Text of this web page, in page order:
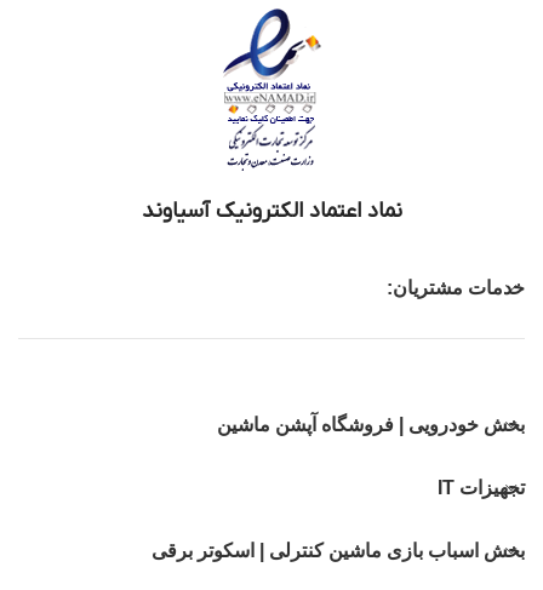
نماد اعتماد الکترونیک آسیاوند
خدمات مشتریان:
بخش خودرویی | فروشگاه آپشن ماشین
تجهیزات IT
بخش اسباب بازی ماشین کنترلی | اسکوتر برقی